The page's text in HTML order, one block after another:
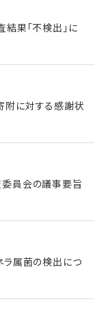
果「不検出」に
に対する感謝状
員会の議事要旨
ラ属菌の検出につ